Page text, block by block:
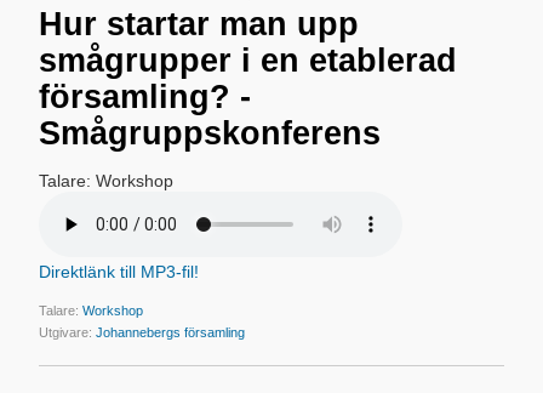
Hur startar man upp
smågrupper i en etablerad
församling? -
Smågruppskonferens
Talare: Workshop
Direktlänk till MP3-fil!
Talare:Workshop
Utgivare:Johannebergs församling